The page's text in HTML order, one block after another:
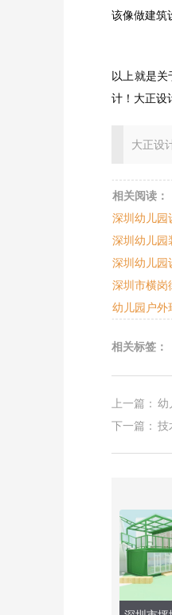
该像做建筑
以上就是
计！大正设
大正设
相关阅读：
深圳幼儿园
深圳幼儿园
深圳幼儿园
深圳市横岗
幼儿园户外
相关标签：
上一篇： 幼
下一篇： 技